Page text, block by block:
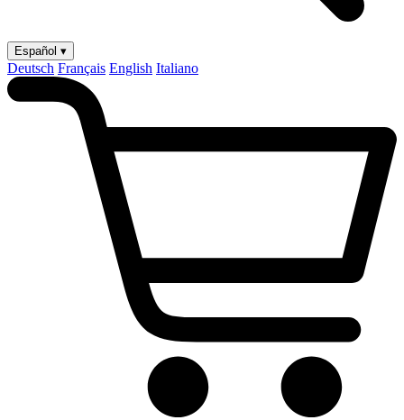
Español ▾
Deutsch Français English Italiano